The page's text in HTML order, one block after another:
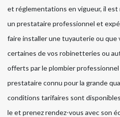
et réglementations en vigueur, il est
un prestataire professionnel et
faire installer une tuyauterie ou que
certaines de vos robinetteries ou
offerts par le plombier
prestataire connu pour la grande
conditions tarifaires sont
le et prenez rendez-vous avec son